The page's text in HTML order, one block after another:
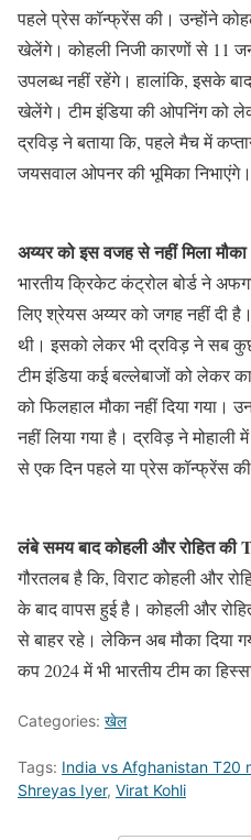
पहले प्रेस कॉन्फ्रेंस की। उन्होंने
खेलेंगे। कोहली निजी कारणों से 11
उपलब्ध नहीं रहेंगे। हालांकि, इसके
खेलेंगे। टीम इंडिया की ओपनिंग को
द्रविड़ ने बताया कि, पहले मैच में
जयसवाल ओपनर की भूमिका निभाएंगे।
अय्यर को इस वजह से नहीं मिला मौका
भारतीय क्रिकेट कंट्रोल बोर्ड ने
लिए श्रेयस अय्यर को जगह नहीं दी
थी। इसको लेकर भी द्रविड़ ने सब
टीम इंडिया कई बल्लेबाजों को लेकर
को फिलहाल मौका नहीं दिया गया।
नहीं लिया गया है। द्रविड़ ने
से एक दिन पहले या प्रेस कॉन्फ्रेंस
लंबे समय बाद कोहली और रोहित की
गौरतलब है कि, विराट कोहली और
के बाद वापस हुई है। कोहली और
से बाहर रहे। लेकिन अब मौका दिया
कप 2024 में भी भारतीय टीम का
Categories: खेल
Tags: India vs Afghanistan T20
Shreyas Iyer, Virat Kohli